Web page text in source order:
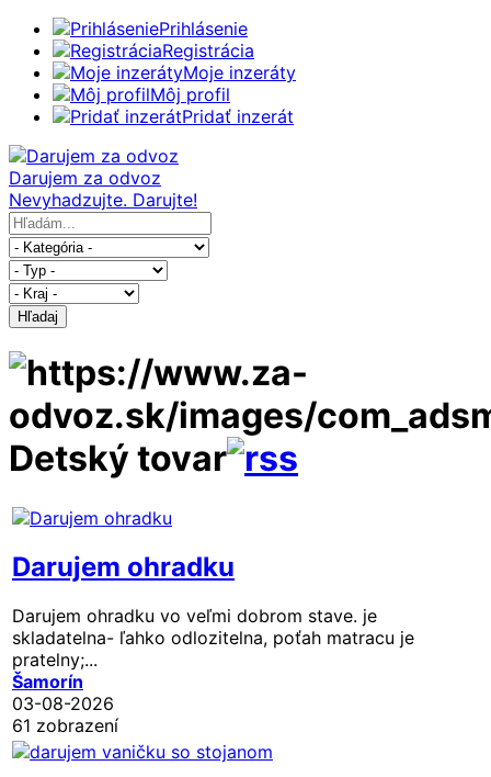
Prihlásenie
Registrácia
Moje inzeráty
Môj profil
Pridať inzerát
Darujem za odvoz
Nevyhadzujte. Darujte!
Hľadaj
Detský tovar
Darujem ohradku
Darujem ohradku vo veľmi dobrom stave. je
skladatelna- ľahko odlozitelna, poťah matracu je
pratelny;...
Šamorín
03-08-2026
61 zobrazení